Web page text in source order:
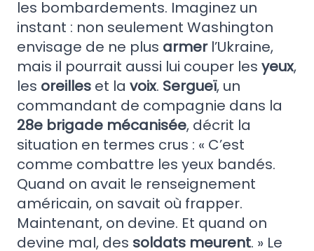
les bombardements. Imaginez un
instant : non seulement Washington
envisage de ne plus armerl’Ukraine,
mais il pourrait aussi lui couper les yeux,
les oreilles et la voix. Sergueï, un
commandant de compagnie dans la
28e brigade mécanisée, décrit la
situation en termes crus : « C’est
comme combattre les yeux bandés.
Quand on avait le renseignement
américain, on savait où frapper.
Maintenant, on devine. Et quand on
devine mal, des soldats meurent. » Le